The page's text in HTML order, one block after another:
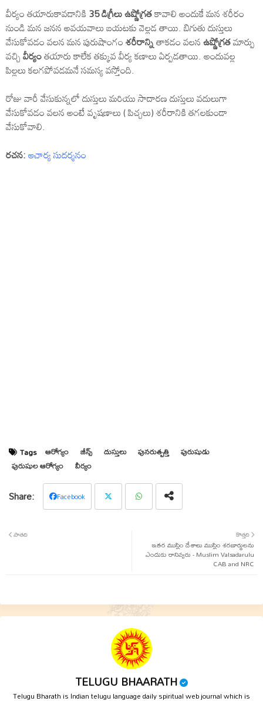
వీర్యం తయారుకావడానికి35 డిగ్రీలు ఉష్ణోగ్రతకావాలి అందుకే మన శరీరం
నుండి మన జనన అవయవాలు బయటకు వెల్లడ తాయి. బిగుతు దుస్తులు
వేసుకోవడం వలన మన పురుషాంగంశరీరాన్నితాకడం వలనఉష్ణోగ్రతమార్పు
వచ్చివీర్యంతయారు కాలేక తక్కువ వీర్య కణాలు ఏర్పడతాయి. అందువల్ల
పిల్లలు కలగపోవడమనే సమస్య వస్తోంది.
రోజు వారీ వేసుకున్నలో దుస్తులు మరియు సాదారణ దుస్తులు వదులుగా
వేసుకోవడం వలన అంటే వృషణాలు ( పిచ్చలు) శరీరానికి తగలకుండా
వేసుకోవాలి.
రచన:ఆచార్య సుదర్శనం
Tags ఆరోగ్యం జీన్స్ దుస్తులు పునరుత్పత్తి
పురుషుడు
పురుషుల ఆరోగ్యం
వీర్యం
Facebook
కొత్తది
ఇతర ముస్లిం దేశాలు ముస్లిం శరణార్థులను
ఎందుకు రానివ్వరు - Muslim Valsadarulu
CAB and NRC
పాతది
TELUGU BHAARATH
Telugu Bharath is Indian telugu language daily spiritual web journal which is